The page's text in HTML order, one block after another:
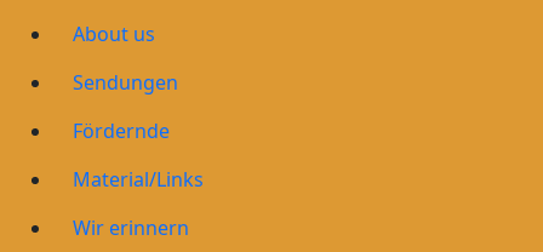
About us
Sendungen
Fördernde
Material/Links
Wir erinnern